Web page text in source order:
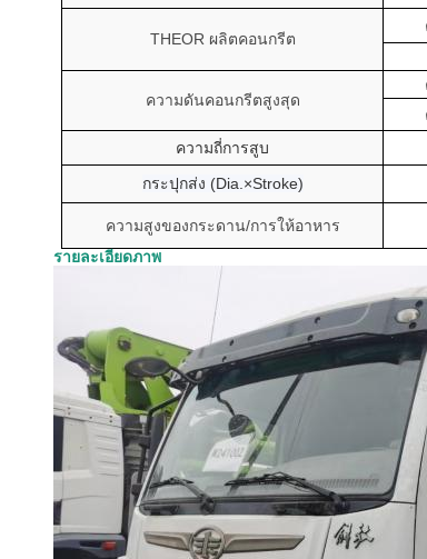
THEOR ผลิตคอนกรีต
ความดันคอนกรีตสูงสุด
ความถี่การสูบ
กระปุกส่ง (Dia.×Stroke)
ความสูงของกระดาน/การให้อาหาร
รายละเอียดภาพ